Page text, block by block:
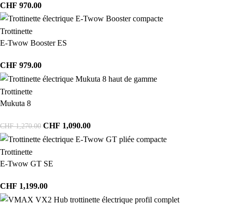
CHF 970.00
Trottinette
E-Twow Booster ES
CHF 979.00
Trottinette
Mukuta 8
CHF1,270.00 CHF 1,090.00
Trottinette
E-Twow GT SE
CHF 1,199.00